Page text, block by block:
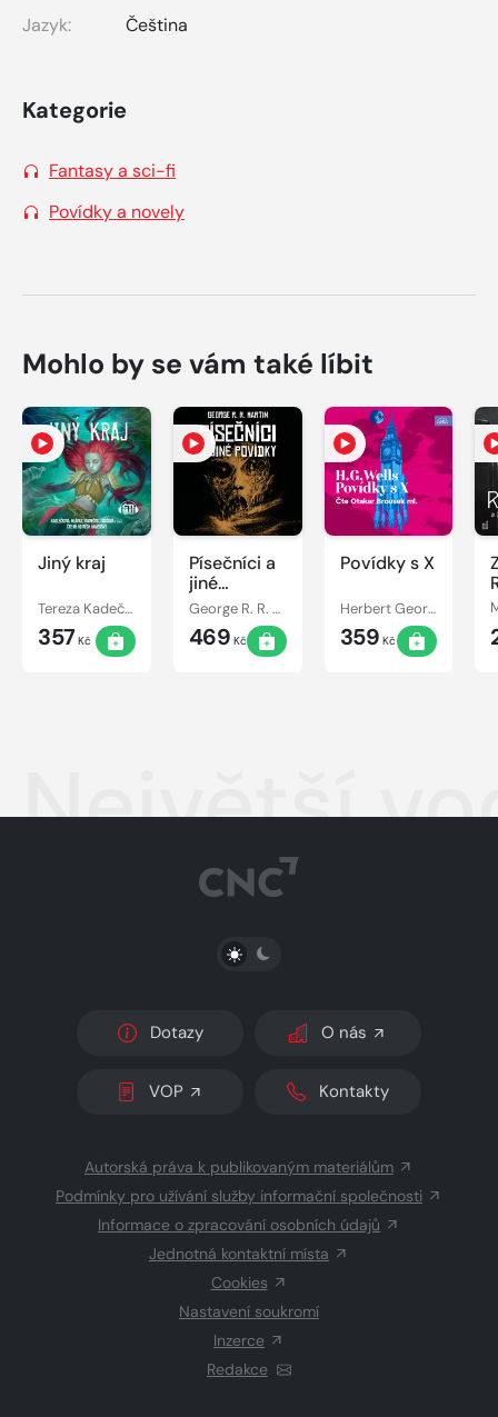
Jazyk:
Čeština
Kategorie
Fantasy a sci-fi
Povídky a novely
Mohlo by se vám také líbit
Jiný kraj
Tereza Kadečková, Tereza Matoušková
357Kč
Písečníci a
jiné
povídky
George R. R. Martin
469 Kč
Povídky s X
Herbert George Wells
359 Kč
Největší
PŘEPNOUT SVĚTLÝ/TMAVÝ REŽIM
Dotazy O nás
VOP Kontakty
Autorská práva k publikovaným materiálům
Podmínky pro užívání služby informační společnosti
Informace o zpracování osobních údajů
Jednotná kontaktní místa
Cookies
Nastavení soukromí
Inzerce
Redakce